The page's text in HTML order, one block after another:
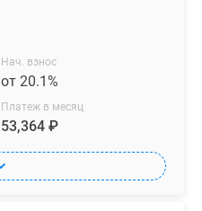
Нач. взнос
от 20.1%
Платеж в месяц
53,364 ₽